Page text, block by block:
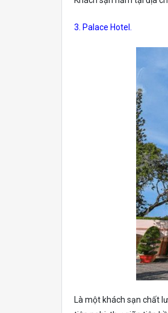
3. Palace Hotel.
Là một khách sạn chất